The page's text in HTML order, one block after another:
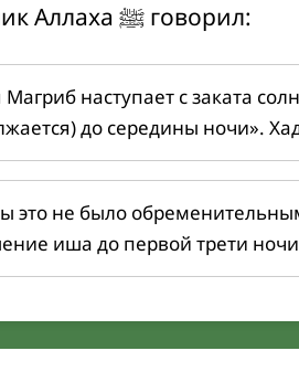
Посланник Аллаха ﷺ говорил:
наступает с заката
до середины ночи».
это не было
иша до первой трети